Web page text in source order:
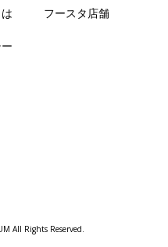
フースタ店舗
All Rights Reserved.